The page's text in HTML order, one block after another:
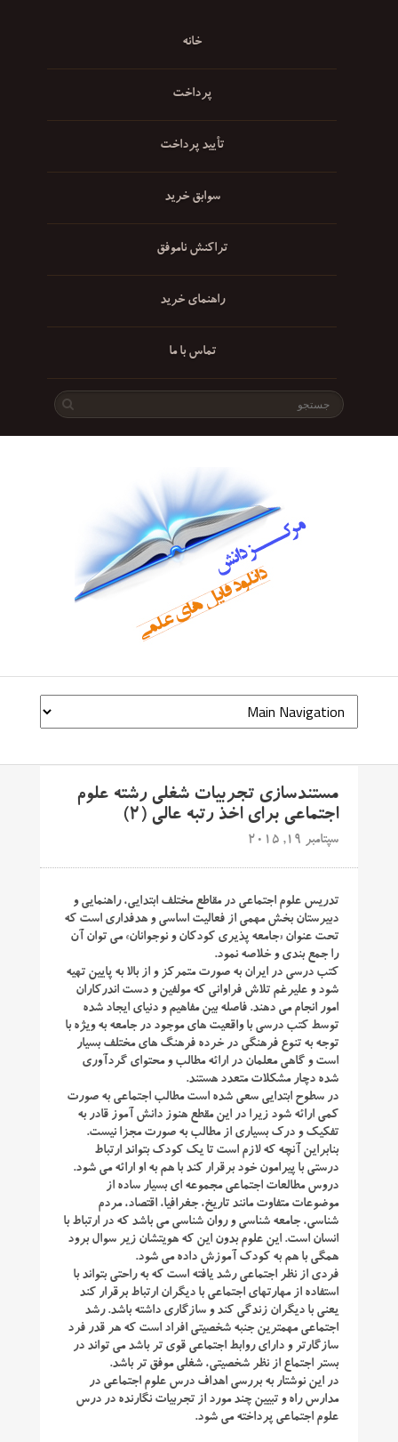
خانه
پرداخت
تأیید پرداخت
سوابق خرید
تراکنش ناموفق
راهنمای خرید
تماس با ما
مستندسازی تجربیات شغلی رشته علوم
اجتماعی برای اخذ رتبه عالی (۲)
سپتامبر 19, 2015
تدریس علوم اجتماعی در مقاطع مختلف ابتدایی، راهنمایی و
دبیرستان بخش مهمی از فعالیت اساسی و هدفداری است که
تحت عنوان «جامعه پذیری کودکان و نوجوانان» می توان آن
را جمع بندی و خلاصه نمود.
کتب درسی در ایران به صورت متمرکز و از بالا به پایین تهیه
شود و علیرغم تلاش فراوانی که مولفین و دست اندرکاران
امور انجام می دهند. فاصله بین مفاهیم و دنیای ایجاد شده
توسط کتب درسی با واقعیت های موجود در جامعه به ویژه با
توجه به تنوع فرهنگی در خرده فرهنگ های مختلف بسیار
است و گاهی معلمان در ارائه مطالب و محتوای گردآوری
شده دچار مشکلات متعدد هستند.
در سطوح ابتدایی سعی شده است مطالب اجتماعی به صورت
کمی ارائه شود زیرا در این مقطع هنوز دانش آموز قادر به
تفکیک و درک بسیاری از مطالب به صورت مجزا نیست.
بنابراین آنچه که لازم است تا یک کودک بتواند ارتباط
درستی با پیرامون خود برقرار کند با هم به او ارائه می شود.
دروس مطالعات اجتماعی مجموعه ای بسیار ساده از
موضوعات متفاوت مانند تاریخ، جغرافیا، اقتصاد، مردم
شناسی، جامعه شناسی و روان شناسی می باشد که در ارتباط با
انسان است. این علوم بدون این که هویتشان زیر سوال برود
همگی با هم به کودک آموزش داده می شود.
فردی از نظر اجتماعی رشد یافته است که به راحتی بتواند با
استفاده از مهارتهای اجتماعی با دیگران ارتباط برقرار کند
یعنی با دیگران زندگی کند و سازگاری داشته باشد. رشد
اجتماعی مهمترین جنبه شخصیتی افراد است که هر قدر فرد
سازگارتر و دارای روابط اجتماعی قوی تر باشد می تواند در
بستر اجتماع از نظر شخصیتی، شغلی موفق تر باشد.
در این نوشتار به بررسی اهداف درس علوم اجتماعی در
مدارس راه و تبیین چند مورد از تجربیات نگارنده در درس
علوم اجتماعی پرداخته می شود.